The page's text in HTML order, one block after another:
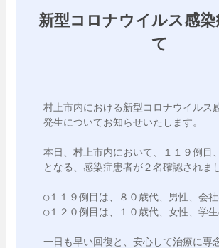
新型コロナウイルス感
て
村上市内における新型コロナウイルス
発生についてお知らせいたします。
本日、村上市内において、１１９例目
となる、感染症患者が２名確認されま
○１１９例目は、８０歳代、男性、会社
○１２０例目は、１０歳代、女性、学生
一日も早い回復と、安心して治療に専